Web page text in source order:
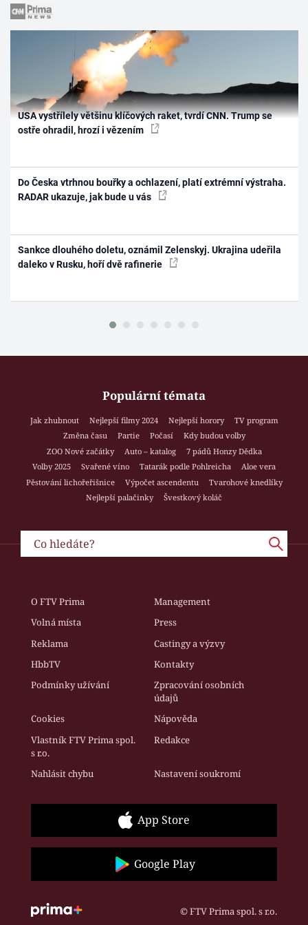
USA vystřílely většinu klíčových raket, tvrdí CNN. Trump se
ostře ohradil, hrozí i vězením
Do Česka vtrhnou bouřky a ochlazení, platí extrémní výstraha.
RADAR ukazuje, jak bude u vás
Sankce dlouhého doletu, oznámil Zelenskyj. Ukrajina udeřila
daleko v Rusku, hoří dvě rafinerie
Populární témata
Jak zhubnout Nejlepší filmy 2024 Nejlepší horory
TV program
Změna času
Partie Počasí
Kdy budou volby
ZOO Nové začátky
Auto – katalog
7 pádů Honzy Dědka
Volby 2025
Svařené víno Tatarák podle Pohlreicha
Aloe vera
Pěstování lichořeřišnice
Výpočet ascendentu
Tvarohové knedlíky
Nejlepší palačinky
Švestkový koláč
O FTV Prima
Management
Volná místa
Press
Reklama
Castingy a výzvy
HbbTV
Kontakty
Podmínky užívání
Zpracování osobních
údajů
Cookies
Nápověda
Vlastník FTV Prima spol.
s r.o.
Redakce
Nahlásit chybu Nastavení soukromí
App Store
Google Play
© FTV Prima spol. s r.o.